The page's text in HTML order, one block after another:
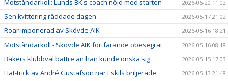
Motståndarkoll: Lunds BK:s coach nöjd med starten 2026-05-20 11:02
Sen kvittering räddade dagen 2026-05-17 21:02
Roar imponerad av Skövde AIK 2026-05-16 18:21
Motståndarkoll - Skövde AIK fortfarande obesegrat 2026-05-16 08:18
Bakers klubbval bättre än han kunde önska sig 2026-05-15 17:03
Hat-trick av André Gustafson när Eskils briljerade 2026-05-13 21:48